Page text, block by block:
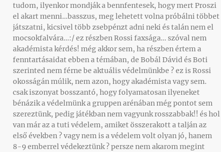
tudom, ilyenkor mondják a bennfentesek, hogy mert Proszi
el akart menni…basszus, meg lehetett volna próbálni többet
játszatni, kicsivel több zsebpénzt adni neki és talán nem el
mocsokfalvára…:/ ez részben Rossi faxsága… szóval nem
akadémista kérdés! még akkor sem, ha részben értem a
fenntartásaidat ebben a témában, de Bobál Dávid és Boti
szerinted nem férne be aktuális védelmünkbe ? ez is Rossi
okosságán múlik, nem azon, hogy akadémista vagy sem.
csak iszonyat bosszantó, hogy folyamatosan ilyeneket
bénázik a védelmünk a gruppen arénában még pontot sem
szereztünk, pedig játékban nem vagyunk rosszabbak!! és hol
van már az a tuti védelem, amiket összerakott a talján az
első években ? vagy nem is a védelem volt olyan jó, hanem
8-9 emberrel védekeztünk ? persze nem akarom megint